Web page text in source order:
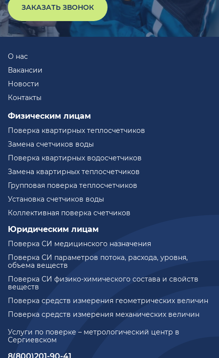
ЗАКАЗАТЬ ЗВОНОК
Услуги по поверке – метрологический центр в
Сергиевском
О нас
Вакансии
Новости
Контакты
Физическим лицам
Поверка квартирных теплосчетчиков
Замена счетчиков воды
Поверка квартирных водосчетчиков
Замена квартирных теплосчетчиков
Групповая поверка теплосчетчиков
Установка счетчиков воды
Коллективная поверка счетчиков
Юридическим лицам
Поверка СИ медицинского назначения
Поверка СИ параметров потока, расхода, уровня,
объема веществ
Поверка СИ физико-химического состава и свойств
веществ
Поверка средств измерения геометрических величин
Поверка средств измерения механических величин